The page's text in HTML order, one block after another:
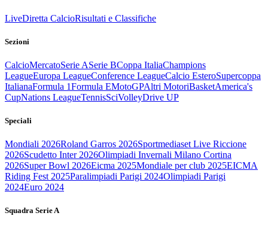
LiveDiretta CalcioRisultati e Classifiche
Sezioni
CalcioMercatoSerie ASerie BCoppa ItaliaChampions
LeagueEuropa LeagueConference LeagueCalcio EsteroSupercoppa
ItalianaFormula 1Formula EMotoGPAltri MotoriBasketAmerica's
CupNations LeagueTennisSciVolleyDrive UP
Speciali
Mondiali 2026Roland Garros 2026Sportmediaset Live Riccione
2026Scudetto Inter 2026Olimpiadi Invernali Milano Cortina
2026Super Bowl 2026Eicma 2025Mondiale per club 2025EICMA
Riding Fest 2025Paralimpiadi Parigi 2024Olimpiadi Parigi
2024Euro 2024
Squadra Serie A